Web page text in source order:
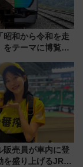
昭和から令和を走
をテーマに博覧会
両「トキイロ」体
クセスや申込方法
販売員が車内に登
を盛り上げるJR九